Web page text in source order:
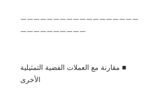
——————————————————
——————————
■ مقارنة مع العملات الفضية التمثيلية
الأخرى